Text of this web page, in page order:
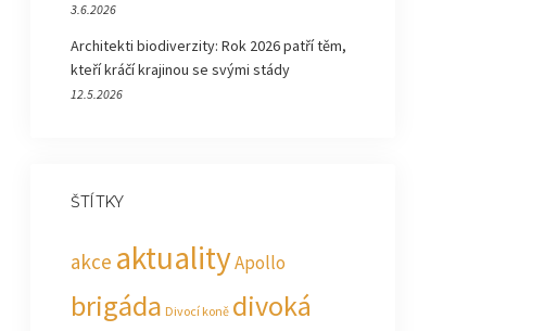
3.6.2026
Architekti biodiverzity: Rok 2026 patří těm,
kteří kráčí krajinou se svými stády
12.5.2026
ŠTÍTKY
akce aktualityApollo
brigáda Divocí koně divoká